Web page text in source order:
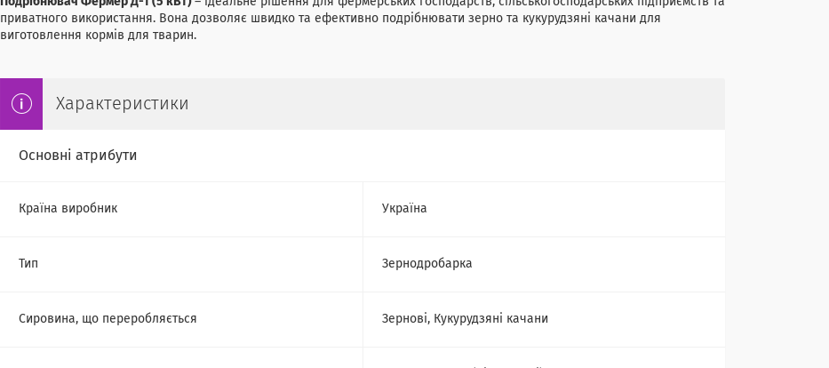
приватного використання. Вона дозволяє швидко та ефективно подрібнювати зерно та кукурудзяні качани для
виготовлення кормів для тварин.
Характеристики
Основні атрибути
Країна виробник Україна
Тип Зернодробарка
Сировина, що переробляється Зернові, Кукурудзяні качани